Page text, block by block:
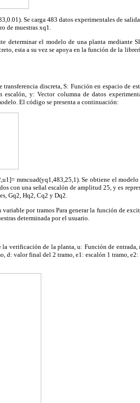
Se carga 483 datos experimentales de
de muestras xq1.
determinar el modelo de una planta mediante
esta a su vez se apoya en la función de la
discreta, S: Función en espacio de
y: Vector columna de datos
El código se presenta a continuación:
mmcuad(yq1,483,25,1). Se obtiene el
con una señal escalón de amplitud 25, y es
Gq2, Hq2, Cq2 y Dq2.
por tramos Para generar la función de
determinada por el usuario.
la verificación de la planta, u: Función de
valor final del 2 tramo, e1: escalón 1 tramo, e2: